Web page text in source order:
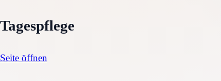
Tagespflege
Seite öffnen